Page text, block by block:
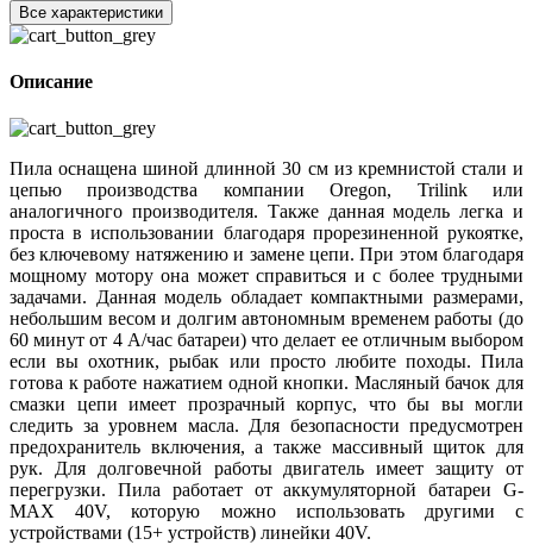
Все характеристики
Описание
Пила оснащена шиной длинной 30 см из кремнистой стали и
цепью производства компании Oregon, Trilink или
аналогичного производителя. Также данная модель легка и
проста в использовании благодаря прорезиненной рукоятке,
без ключевому натяжению и замене цепи. При этом благодаря
мощному мотору она может справиться и с более трудными
задачами. Данная модель обладает компактными размерами,
небольшим весом и долгим автономным временем работы (до
60 минут от 4 А/час батареи) что делает ее отличным выбором
если вы охотник, рыбак или просто любите походы. Пила
готова к работе нажатием одной кнопки. Масляный бачок для
смазки цепи имеет прозрачный корпус, что бы вы могли
следить за уровнем масла. Для безопасности предусмотрен
предохранитель включения, а также массивный щиток для
рук. Для долговечной работы двигатель имеет защиту от
перегрузки. Пила работает от аккумуляторной батареи G-
MAX 40V, которую можно использовать другими с
устройствами (15+ устройств) линейки 40V.